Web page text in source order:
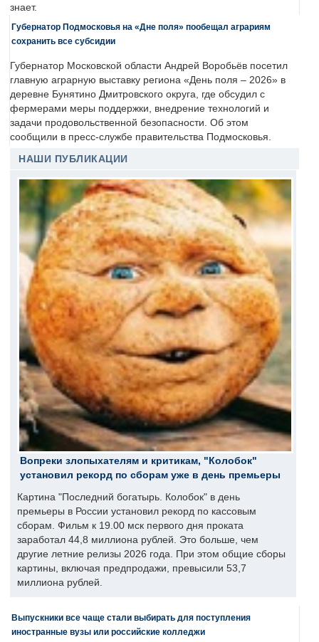
знает.
Губернатор Подмосковья на «Дне поля» пообещал аграриям
сохранить все субсидии
Губернатор Московской области Андрей Воробьёв посетил
главную аграрную выставку региона «День поля – 2026» в
деревне Бунятино Дмитровского округа, где обсудил с
фермерами меры поддержки, внедрение технологий и
задачи продовольственной безопасности. Об этом
сообщили в пресс-службе правительства Подмосковья.
НАШИ ПУБЛИКАЦИИ
Вопреки злопыхателям и критикам, "Колобок"
установил рекорд по сборам уже в день премьеры
Картина "Последний богатырь. Колобок" в день
премьеры в России установил рекорд по кассовым
сборам. Фильм к 19.00 мск первого дня проката
заработал 44,8 миллиона рублей. Это больше, чем
другие летние релизы 2026 года. При этом общие сборы
картины, включая предпродажи, превысили 53,7
миллиона рублей.
Выпускники все чаще стали выбирать для поступления
иностранные вузы или российские колледжи